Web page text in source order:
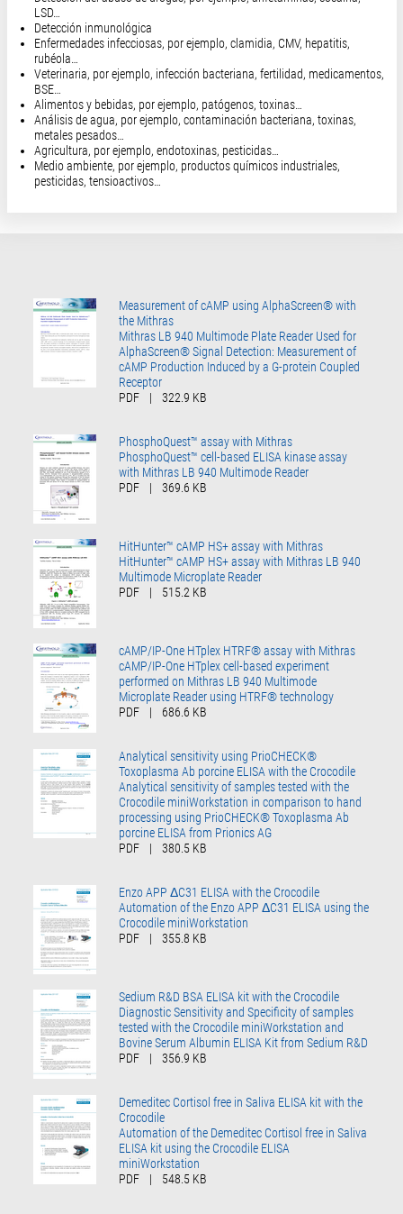
LSD…
Detección inmunológica
Enfermedades infecciosas, por ejemplo, clamidia, CMV, hepatitis,
rubéola…
Veterinaria, por ejemplo, infección bacteriana, fertilidad, medicamentos,
BSE…
Alimentos y bebidas, por ejemplo, patógenos, toxinas…
Análisis de agua, por ejemplo, contaminación bacteriana, toxinas,
metales pesados…
Agricultura, por ejemplo, endotoxinas, pesticidas…
Medio ambiente, por ejemplo, productos químicos industriales,
pesticidas, tensioactivos…
Measurement of cAMP using AlphaScreen® with
the Mithras
Mithras LB 940 Multimode Plate Reader Used for
AlphaScreen® Signal Detection: Measurement of
cAMP Production Induced by a G-protein Coupled
Receptor
PDF
| 322.9 KB
PhosphoQuest™ assay with Mithras
PhosphoQuest™ cell-based ELISA kinase assay
with Mithras LB 940 Multimode Reader
PDF
| 369.6 KB
HitHunter™ cAMP HS+ assay with Mithras
HitHunter™ cAMP HS+ assay with Mithras LB 940
Multimode Microplate Reader
PDF
| 515.2 KB
cAMP/IP-One HTplex HTRF® assay with Mithras
cAMP/IP-One HTplex cell-based experiment
performed on Mithras LB 940 Multimode
Microplate Reader using HTRF® technology
PDF
| 686.6 KB
Analytical sensitivity using PrioCHECK®
Toxoplasma Ab porcine ELISA with the Crocodile
Analytical sensitivity of samples tested with the
Crocodile miniWorkstation in comparison to hand
processing using PrioCHECK® Toxoplasma Ab
porcine ELISA from Prionics AG
PDF
| 380.5 KB
Enzo APP ΔC31 ELISA with the Crocodile
Automation of the Enzo APP ΔC31 ELISA using the
Crocodile miniWorkstation
PDF
| 355.8 KB
Sedium R&D BSA ELISA kit with the Crocodile
Diagnostic Sensitivity and Specificity of samples
tested with the Crocodile miniWorkstation and
Bovine Serum Albumin ELISA Kit from Sedium R&D
PDF
| 356.9 KB
Demeditec Cortisol free in Saliva ELISA kit with the
Crocodile
Automation of the Demeditec Cortisol free in Saliva
ELISA kit using the Crocodile ELISA
miniWorkstation
PDF
| 548.5 KB